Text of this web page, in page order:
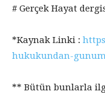
# Gerçek Hayat
*Kaynak Linki :
hukukundan-
** Bütün bunlarla